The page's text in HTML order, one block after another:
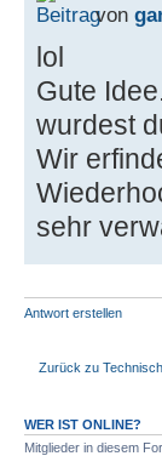
von
lol
Gute
wurdest
Wir
sehr
Antwort erstellen
Zurück zu
WER IST ONLINE?
Mitglieder in diesem